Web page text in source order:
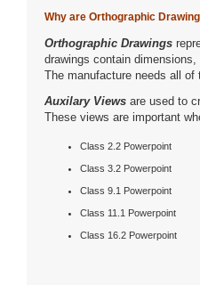
Why are Orthographic
Orthographic Drawings
drawings contain
The manufacture needs all
Auxilary Views are used to
These views are important
Class 2.2 Powerpoint
Class 3.2 Powerpoint
Class 9.1 Powerpoint
Class 11.1 Powerpoint
Class 16.2 Powerpoint